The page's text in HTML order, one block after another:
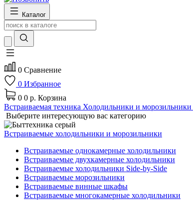
Каталог
0 Сравнение
0 Избранное
0 0 р. Корзина
Встраиваемая техника Холодильники и морозильники
Выберите интересующую вас категорию
Встраиваемые холодильники и морозильники
Встраиваемые однокамерные холодильники
Встраиваемые двухкамерные холодильники
Встраиваемые холодильники Side-by-Side
Встраиваемые морозильники
Встраиваемые винные шкафы
Встраиваемые многокамерные холодильники